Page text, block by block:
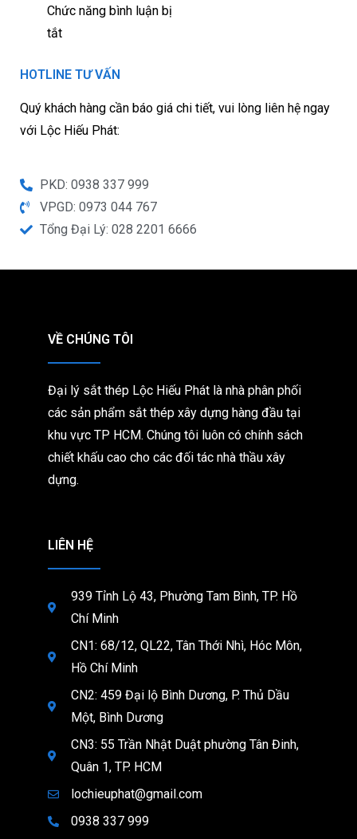
Chức năng bình luận bị
tắt
HOTLINE TƯ VẤN
Quý khách hàng cần báo giá chi tiết, vui lòng liên hệ ngay
với Lộc Hiếu Phát:
PKD: 0938 337 999
VPGD: 0973 044 767
Tổng Đại Lý: 028 2201 6666
VỀ CHÚNG TÔI
Đại lý sắt thép Lộc Hiếu Phát là nhà phân phối
các sản phẩm sắt thép xây dựng hàng đầu tại
khu vực TP HCM. Chúng tôi luôn có chính sách
chiết khấu cao cho các đối tác nhà thầu xây
dựng.
LIÊN HỆ
939 Tỉnh Lộ 43, Phường Tam Bình, TP. Hồ
Chí Minh
CN1: 68/12, QL22, Tân Thới Nhì, Hóc Môn,
Hồ Chí Minh
CN2: 459 Đại lộ Bình Dương, P. Thủ Dầu
Một, Bình Dương
CN3: 55 Trần Nhật Duật phường Tân Đinh,
Quân 1, TP. HCM
lochieuphat@gmail.com
0938 337 999